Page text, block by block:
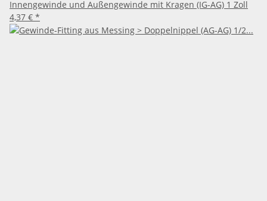
Innengewinde und Außengewinde mit Kragen (IG-AG) 1 Zoll
4,37 € *